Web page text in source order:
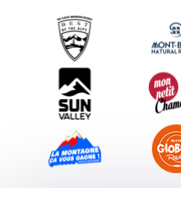
Service groupes et séminaires
Descargar
Turismo y discapacidad